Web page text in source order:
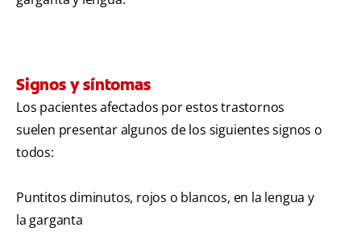
Signos y síntomas
Los pacientes afectados por estos trastornos
suelen presentar algunos de los siguientes signos o
todos:
Puntitos diminutos, rojos o blancos, en la lengua y
la garganta